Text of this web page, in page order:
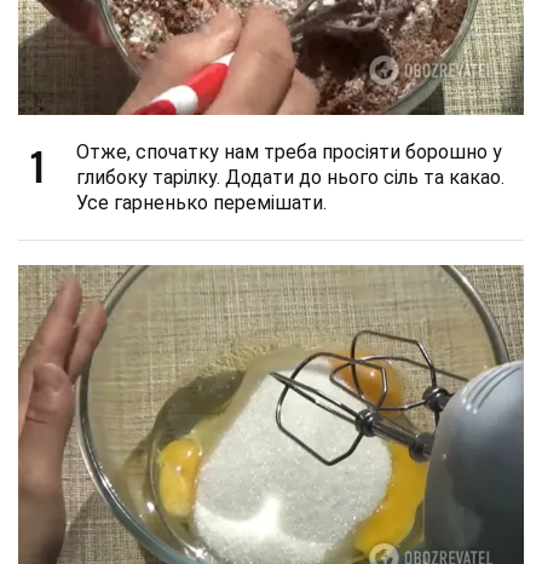
1
Отже, спочатку нам треба просіяти борошно у
глибоку тарілку. Додати до нього сіль та какао.
Усе гарненько перемішати.